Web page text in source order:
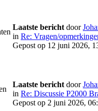
Laatste bericht door
in Re: Vragen/
Gepost op 12 juni 2026,
Laatste bericht door
in Re: Discussie P2000
Gepost op 2 juni 2026,